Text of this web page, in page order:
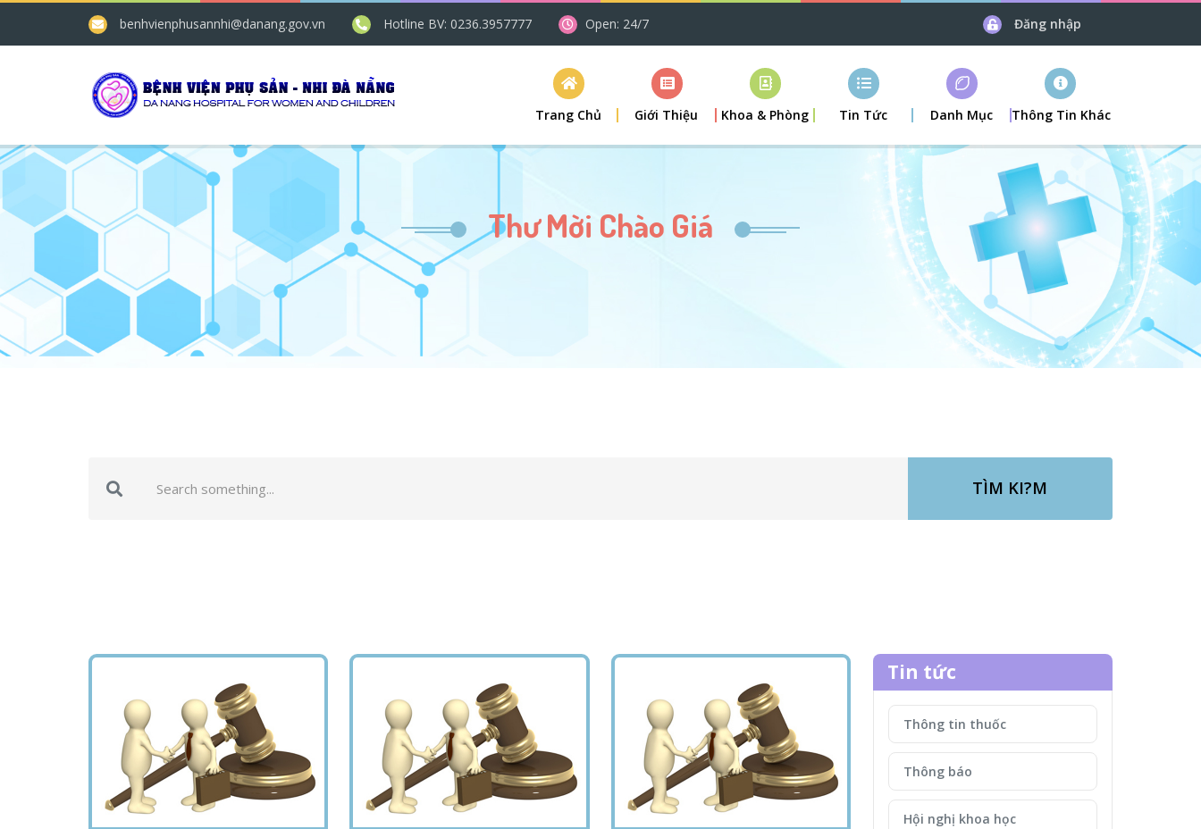
benhvienphusannhi@danang.gov.vn Hotline BV: 0236.3957777 Open: 24/7 Đăng nhập
Trang Chủ Giới Thiệu Khoa & Phòng Tin Tức Danh Mục Thông Tin Khác
Thư Mời Chào Giá
TÌM KI?M
Tin tức
Thông tin thuốc
Thông báo
Hội nghị khoa học